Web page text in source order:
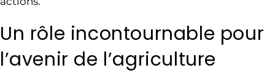
Un rôle incontournable pour
l’avenir de l’agriculture